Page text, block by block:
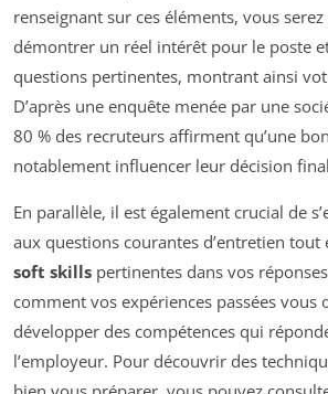
renseignant sur ces éléments, vous
démontrer un réel intérêt pour le poste
questions pertinentes, montrant ainsi
D’après une enquête menée par une
80 % des recruteurs affirment qu’une
notablement influencer leur décision
En parallèle, il est également crucial de
aux questions courantes d’entretien tout
soft skills pertinentes dans vos
comment vos expériences passées vous
développer des compétences qui
l’employeur. Pour découvrir des